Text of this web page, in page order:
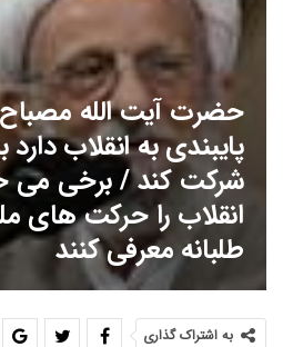
حضرت آیت الله
پایبندی به انقلاب دارد
شرکت کند / برخی می
انقلاب را حرکت های
طلبانه معرفی کنند
به اشتراک گذاری